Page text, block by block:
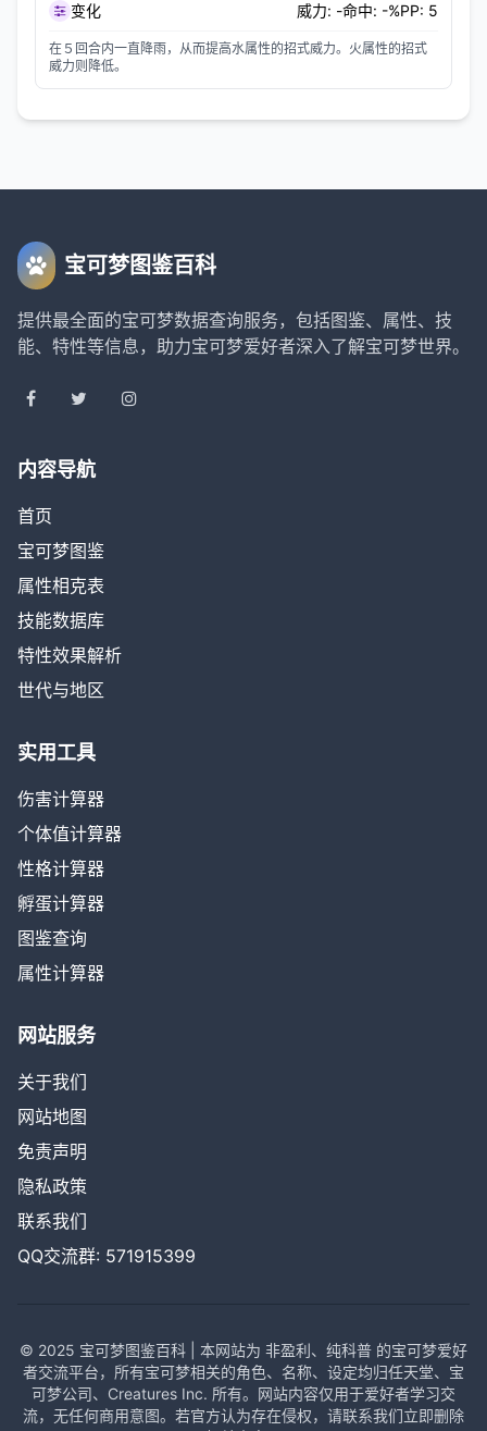
变化 威力: -命中: -%PP: 5
在５回合内一直降雨，从而提高水属性的招式威力。火属性的招式
威力则降低。
宝可梦图鉴百科
提供最全面的宝可梦数据查询服务，包括图鉴、属性、技
能、特性等信息，助力宝可梦爱好者深入了解宝可梦世界。
内容导航
首页
宝可梦图鉴
属性相克表
技能数据库
特性效果解析
世代与地区
实用工具
伤害计算器
个体值计算器
性格计算器
孵蛋计算器
图鉴查询
属性计算器
网站服务
关于我们
网站地图
免责声明
隐私政策
联系我们
QQ交流群: 571915399
© 2025 宝可梦图鉴百科 | 本网站为 非盈利、纯科普 的宝可梦爱好
者交流平台，所有宝可梦相关的角色、名称、设定均归任天堂、宝
可梦公司、Creatures Inc. 所有。网站内容仅用于爱好者学习交
流，无任何商用意图。若官方认为存在侵权，请联系我们立即删除